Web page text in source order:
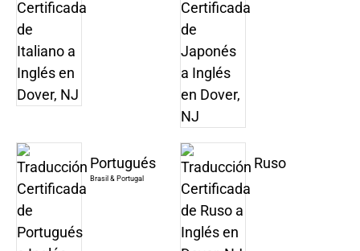
Portugués
Brasil & Portugal
Ruso